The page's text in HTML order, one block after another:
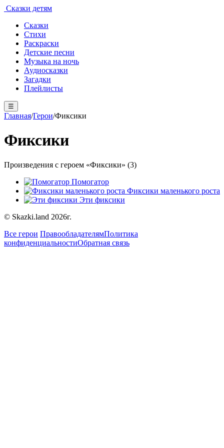
Сказки детям
Сказки
Стихи
Раскраски
Детские песни
Музыка на ночь
Аудиосказки
Загадки
Плейлисты
☰
Главная/Герои/Фиксики
Фиксики
Произведения с героем «Фиксики» (3)
Помогатор
Фиксики маленького роста
Эти фиксики
© Skazki.land 2026г.
Все герои ПравообладателямПолитика
конфиденциальностиОбратная связь